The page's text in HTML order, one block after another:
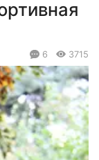
6 3715